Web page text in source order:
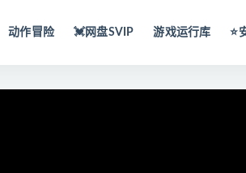
动作冒险 💓网盘SVIP 游戏运行库 ⭐️